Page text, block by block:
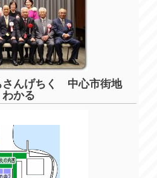
んげちく 中心市街地
かる